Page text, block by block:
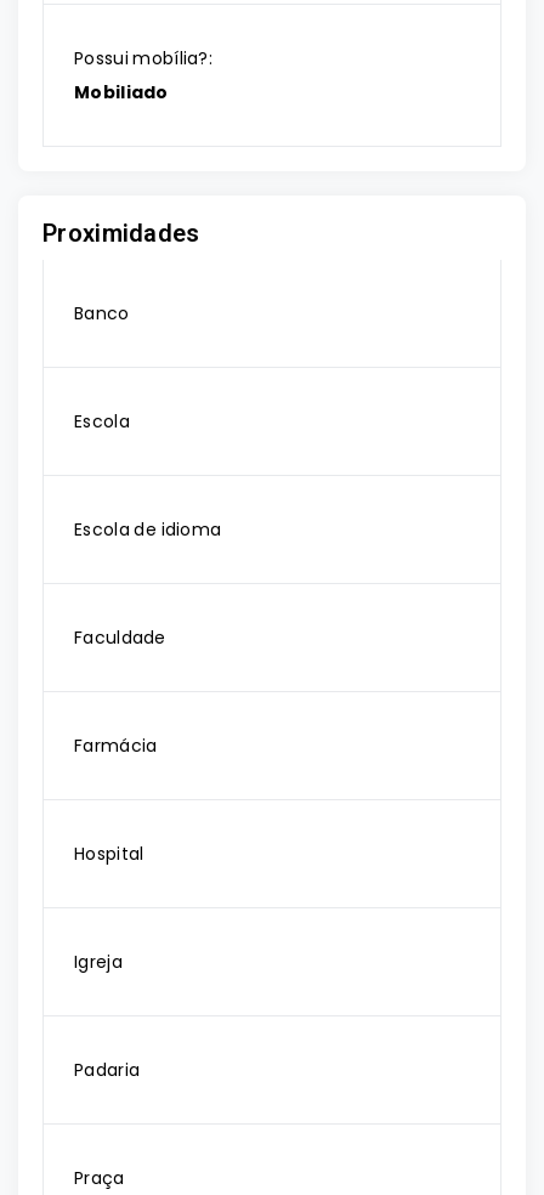
Possui mobília?:
Mobiliado
Proximidades
Banco
Escola
Escola de idioma
Faculdade
Farmácia
Hospital
Igreja
Padaria
Praça